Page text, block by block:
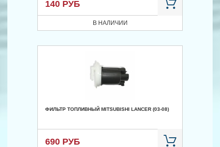
140 РУБ
В НАЛИЧИИ
ФИЛЬТР ТОПЛИВНЫЙ MITSUBISHI LANCER (03-08)
690 РУБ